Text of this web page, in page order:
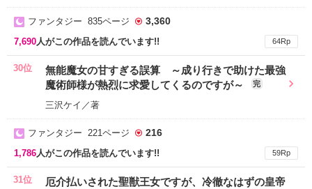
ファンタジー 835ページ 3,360
7,690人がこの作品を読んでいます!! 64Rp
30位
無能魔女の甘すぎる誤算 ～成り行きで助けた最強
魔術師様が熱烈に求愛してくるのですが～
完
三沢ケイ／著
ファンタジー 221ページ 216
1,786人がこの作品を読んでいます!! 59Rp
31位
厄介払いされた聖獣王女ですが、冷徹なはずの皇帝